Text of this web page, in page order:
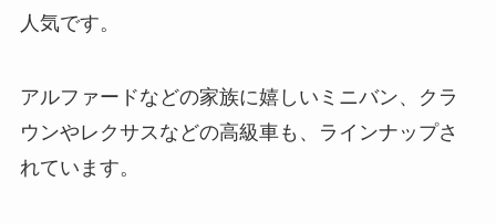
人気です。
アルファードなどの家族に嬉しいミニバン、クラ
ウンやレクサスなどの高級車も、ラインナップさ
れています。